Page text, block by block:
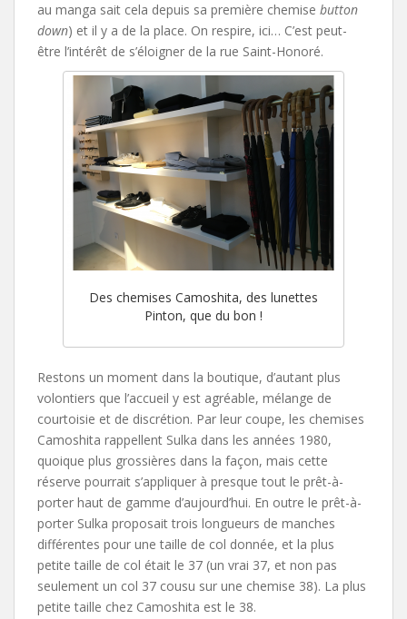
au manga sait cela depuis sa première chemise button
down) et il y a de la place. On respire, ici… C’est peut-
être l’intérêt de s’éloigner de la rue Saint-Honoré.
Des chemises Camoshita, des lunettes
Pinton, que du bon !
Restons un moment dans la boutique, d’autant plus
volontiers que l’accueil y est agréable, mélange de
courtoisie et de discrétion. Par leur coupe, les chemises
Camoshita rappellent Sulka dans les années 1980,
quoique plus grossières dans la façon, mais cette
réserve pourrait s’appliquer à presque tout le prêt-à-
porter haut de gamme d’aujourd’hui. En outre le prêt-à-
porter Sulka proposait trois longueurs de manches
différentes pour une taille de col donnée, et la plus
petite taille de col était le 37 (un vrai 37, et non pas
seulement un col 37 cousu sur une chemise 38). La plus
petite taille chez Camoshita est le 38.